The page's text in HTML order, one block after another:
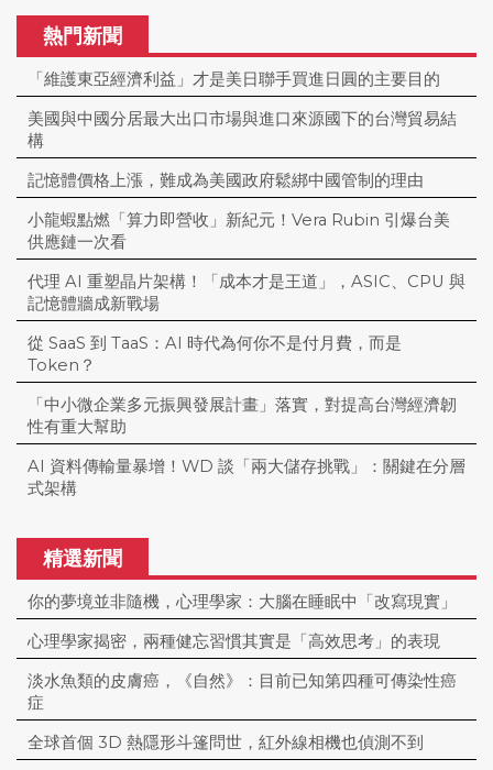
熱門新聞
「維護東亞經濟利益」才是美日聯手買進日圓的主要目的
美國與中國分居最大出口市場與進口來源國下的台灣貿易結
構
記憶體價格上漲，難成為美國政府鬆綁中國管制的理由
小龍蝦點燃「算力即營收」新紀元！Vera Rubin 引爆台美
供應鏈一次看
代理 AI 重塑晶片架構！「成本才是王道」，ASIC、CPU 與
記憶體牆成新戰場
從 SaaS 到 TaaS：AI 時代為何你不是付月費，而是
Token？
「中小微企業多元振興發展計畫」落實，對提高台灣經濟韌
性有重大幫助
AI 資料傳輸量暴增！WD 談「兩大儲存挑戰」：關鍵在分層
式架構
精選新聞
你的夢境並非隨機，心理學家：大腦在睡眠中「改寫現實」
心理學家揭密，兩種健忘習慣其實是「高效思考」的表現
淡水魚類的皮膚癌，《自然》：目前已知第四種可傳染性癌
症
全球首個 3D 熱隱形斗篷問世，紅外線相機也偵測不到